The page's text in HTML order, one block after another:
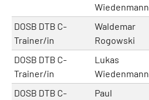
Wiedenmann
DOSB DTB C-
Trainer/in
Waldemar
Rogowski
DOSB DTB C-
Trainer/in
Lukas
Wiedenmann
DOSB DTB C-
Paul